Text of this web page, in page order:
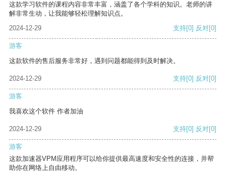
这款学习软件的课程内容非常丰富，涵盖了各个学科的知识。老师的讲
解非常生动，让我能够轻松理解知识点。
2024-12-29
支持[0] 反对[0]
游客
这款软件的售后服务非常好，遇到问题都能得到及时解决。
2024-12-29 支持[0] 反对[0]
游客
我喜欢这个软件 作者加油
2024-12-29 支持[0] 反对[0]
游客
这款加速器VPM应用程序可以给你提供最高速度和安全性的连接，并帮
助你在网络上自由移动。